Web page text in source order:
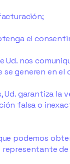
el
Ud. nos
generen en
garantiza la
falsa o
podemos